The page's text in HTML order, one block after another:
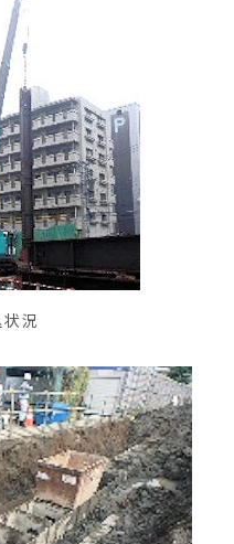
況